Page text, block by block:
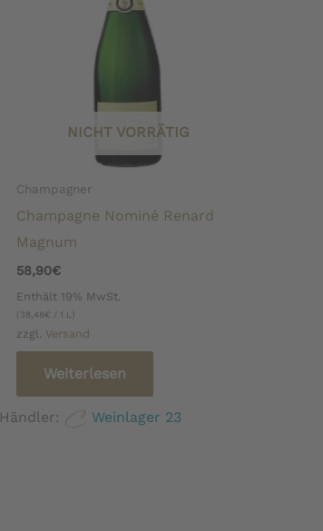
NICHT VORRÄTIG
Champagner
Champagne Nominé Renard
Magnum
58,90€
Enthält 19% MwSt.
(38,48€ / 1 L)
zzgl. Versand
Weiterlesen
Händler: Weinlager 23